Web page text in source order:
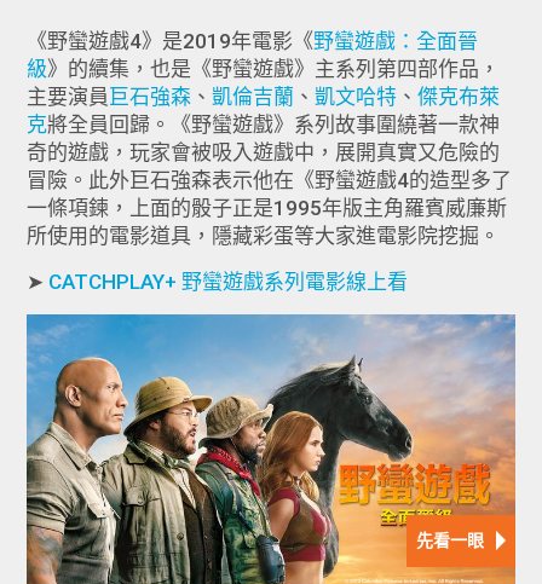
《野蠻遊戲4》是2019年電影《野蠻遊戲：全面晉
級》的續集，也是《野蠻遊戲》主系列第四部作品，
主要演員巨石強森 、凱倫吉蘭 、凱文哈特 、傑克布萊
克將全員回歸。《野蠻遊戲》系列故事圍繞著一款神
奇的遊戲，玩家會被吸入遊戲中，展開真實又危險的
冒險。此外巨石強森表示他在《野蠻遊戲4的造型多了
一條項鍊，上面的骰子正是1995年版主角羅賓威廉斯
所使用的電影道具，隱藏彩蛋等大家進電影院挖掘。
➤ CATCHPLAY+ 野蠻遊戲系列電影線上看